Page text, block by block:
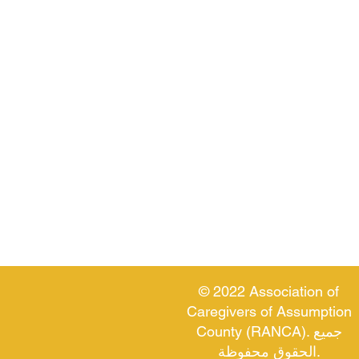
© 2022 Association of
Caregivers of Assumption
County (RANCA). جميع
الحقوق محفوظة.